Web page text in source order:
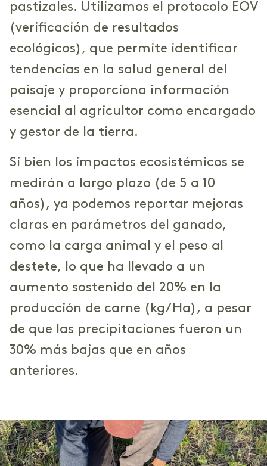
pastizales. Utilizamos el protocolo EOV
(verificación de resultados
ecológicos), que permite identificar
tendencias en la salud general del
paisaje y proporciona información
esencial al agricultor como encargado
y gestor de la tierra.
Si bien los impactos ecosistémicos se
medirán a largo plazo (de 5 a 10
años), ya podemos reportar mejoras
claras en parámetros del ganado,
como la carga animal y el peso al
destete, lo que ha llevado a un
aumento sostenido del 20% en la
producción de carne (kg/Ha), a pesar
de que las precipitaciones fueron un
30% más bajas que en años
anteriores.